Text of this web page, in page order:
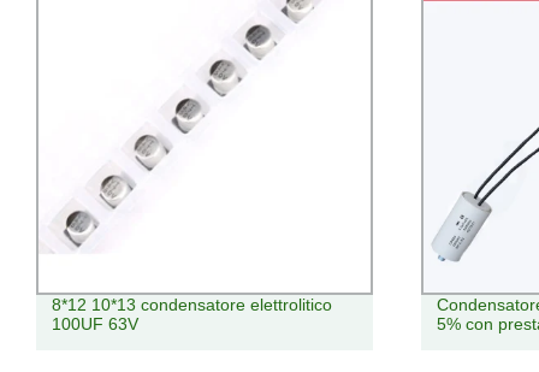
8*12 10*13 condensatore elettrolitico
100UF 63V
5% con